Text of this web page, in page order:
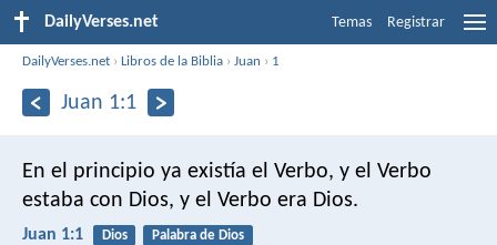
DailyVerses.net Temas Registrar
DailyVerses.net ›Libros de la Biblia ›Juan › 1
Juan 1:1
En el principio ya existía el Verbo, y el Verbo
estaba con Dios, y el Verbo era Dios.
Juan 1:1 Dios Palabra de Dios